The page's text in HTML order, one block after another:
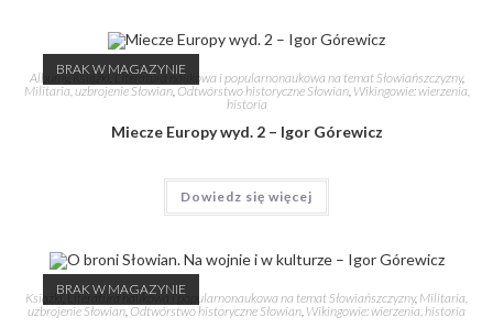
BRAK W MAGAZYNIE
Albumy,Książki,Literatura naukowa i popularnonaukowa na temat Słowiańszczyzny,
Militaria, uzbrojenie Słowian, Odtwórstwo historyczne Słowian, Wikingowie: wierzenia,
historia
Miecze Europy wyd. 2 – Igor Górewicz
Dowiedz się więcej
BRAK W MAGAZYNIE
Książki,Literatura naukowa i popularnonaukowa na temat Słowiańszczyzny, Militaria,
uzbrojenie Słowian, Odtwórstwo historyczne Słowian, Wikingowie: wierzenia, historia